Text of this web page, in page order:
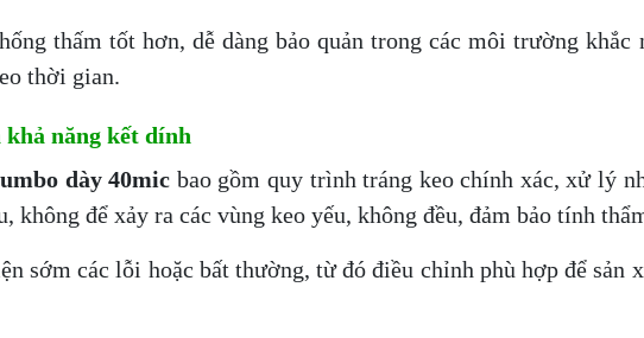
thấm tốt hơn, dễ dàng bảo quản trong các môi trường khắc
thời gian.
khả năng kết dính
dày 40mic bao gồm quy trình tráng keo chính xác, xử lý
không để xảy ra các vùng keo yếu, không đều, đảm bảo tính
sớm các lỗi hoặc bất thường, từ đó điều chỉnh phù hợp để sản